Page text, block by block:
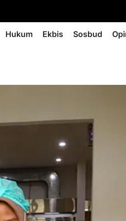
Hukum Ekbis Sosbud